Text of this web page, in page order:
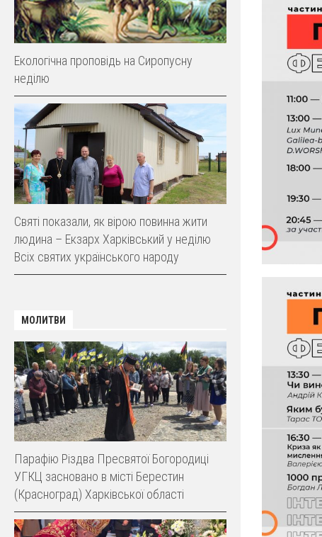
Екологічна проповідь на Cиропусну
неділю
Святі показали, як вірою повинна жити
людина – Екзарх Харківський у неділю
Всіх святих українського народу
МОЛИТВИ
Парафію Різдва Пресвятої Богородиці
УГКЦ засновано в місті Берестин
(Красноград) Харківської області